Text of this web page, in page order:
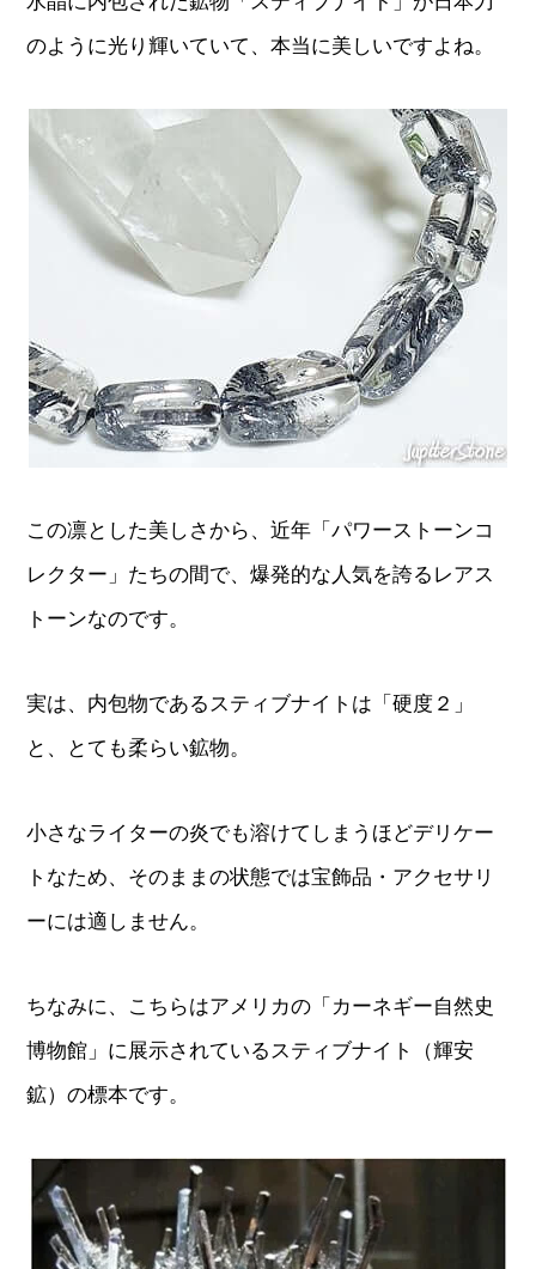
のように光り輝いていて、本当に美しいですよね。
この凛とした美しさから、近年「パワーストーンコ
レクター」たちの間で、爆発的な人気を誇るレアス
トーンなのです。
実は、内包物であるスティブナイトは「硬度２」
と、とても柔らい鉱物。
小さなライターの炎でも溶けてしまうほどデリケー
トなため、そのままの状態では宝飾品・アクセサリ
ーには適しません。
ちなみに、こちらはアメリカの「カーネギー自然史
博物館」に展示されているスティブナイト（輝安
鉱）の標本です。